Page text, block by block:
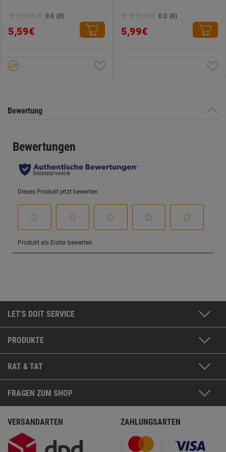
0.0 (0)
von
5,59€
0.0 (0)
von
5,99€
Bewertung
LET'S DOIT SERVICE
PRODUKTE
RAT & TAT
FRAGEN ZUM SHOP
VERSANDARTEN ZAHLUNGSARTEN